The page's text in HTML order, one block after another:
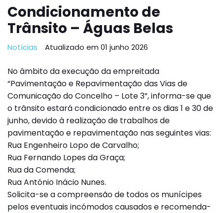
Condicionamento de
Trânsito – Águas Belas
Notícias Atualizado em 01 junho 2026
No âmbito da execução da empreitada
“Pavimentação e Repavimentação das Vias de
Comunicação do Concelho – Lote 3”, informa-se que
o trânsito estará condicionado entre os dias 1 e 30 de
junho, devido à realização de trabalhos de
pavimentação e repavimentação nas seguintes vias:
Rua Engenheiro Lopo de Carvalho;
Rua Fernando Lopes da Graça;
Rua da Comenda;
Rua António Inácio Nunes.
Solicita-se a compreensão de todos os munícipes
pelos eventuais incómodos causados e recomenda-